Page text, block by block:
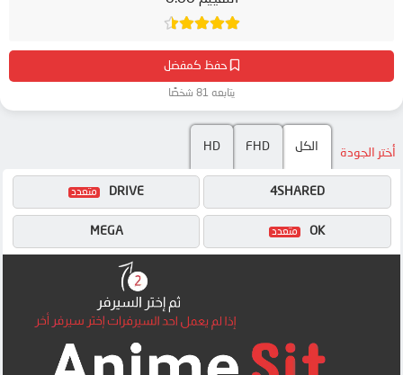
حفظ كمفضل
يتابعه 81 شخصًا
أختر الجودة الكل FHD
HD
OK
MEGA
4SHARED
DRIVE